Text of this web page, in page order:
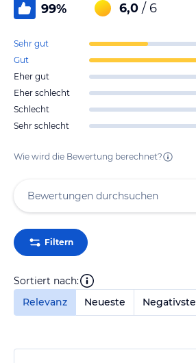
99% 6,0 / 6
Sehr gut
Gut
Eher gut
Eher schlecht
Schlecht
Sehr schlecht
Wie wird die Bewertung berechnet?
Filtern
Sortiert nach:
Relevanz
Neueste Negativste